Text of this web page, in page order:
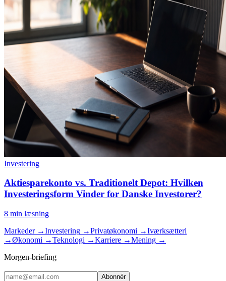
Investering
Aktiesparekonto vs. Traditionelt Depot: Hvilken
Investeringsform Vinder for Danske Investorer?
8 min læsning
Markeder→Investering →Privatøkonomi →Iværksætteri
→Økonomi →Teknologi →Karriere →Mening →
Morgen-briefing
Abonnér